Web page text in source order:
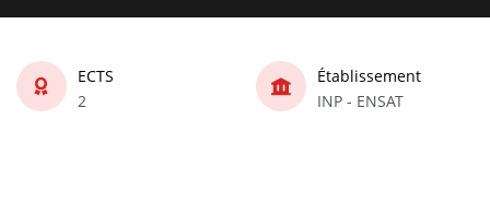
ECTS
2
Établissement
INP - ENSAT